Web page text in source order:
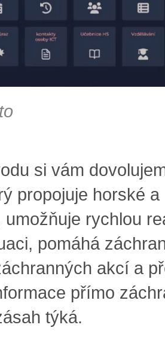
si vám
propojuje horské
umožňuje rychlou
pomáhá
akcí a
přímo
týká.